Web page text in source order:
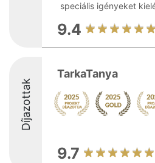
speciális igényeket
9.4
Díjazottak
TarkaTanya
9.7